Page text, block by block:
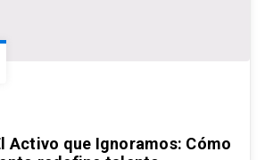
Activo que Ignoramos: Cómo